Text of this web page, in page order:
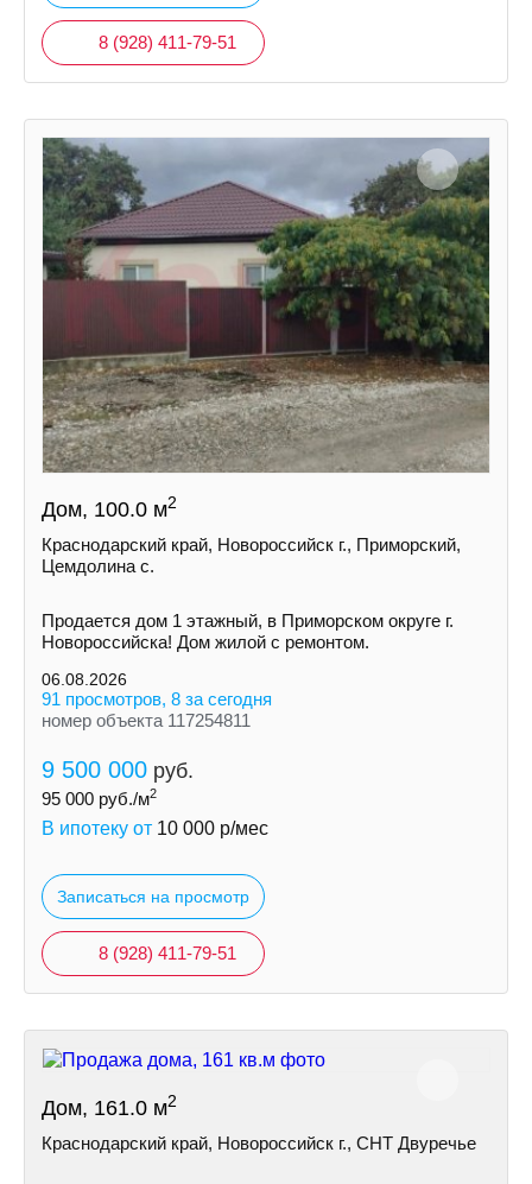
8 (928) 411-79-51
Дом, 100.0 м2
Краснодарский край, Новороссийск г., Приморский,
Цемдолина с.
Продается дом 1 этажный, в Приморском округе г.
Новороссийска! Дом жилой с ремонтом.
06.08.2026
91 просмотров, 8 за сегодня
номер объекта 117254811
9 500 000 руб.
95 000 руб./м2
В ипотеку от 10 000 р/мес
Записаться на просмотр
8 (928) 411-79-51
Дом, 161.0 м2
Краснодарский край, Новороссийск г., СНТ Двуречье